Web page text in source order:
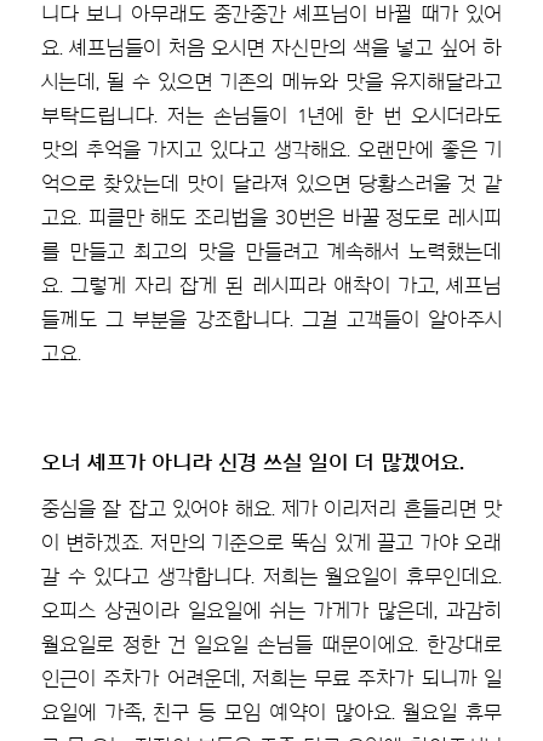
니다 보니 아무래도 중간중간 셰프님이 바뀔 때가 있어
요. 셰프님들이 처음 오시면 자신만의 색을 넣고 싶어 하
시는데, 될 수 있으면 기존의 메뉴와 맛을 유지해달라고
부탁드립니다. 저는 손님들이 1년에 한 번 오시더라도
맛의 추억을 가지고 있다고 생각해요. 오랜만에 좋은 기
억으로 찾았는데 맛이 달라져 있으면 당황스러울 것 같
고요. 피클만 해도 조리법을 30번은 바꿀 정도로 레시피
를 만들고 최고의 맛을 만들려고 계속해서 노력했는데
요. 그렇게 자리 잡게 된 레시피라 애착이 가고, 셰프님
들께도 그 부분을 강조합니다. 그걸 고객들이 알아주시
고요.
오너 셰프가 아니라 신경 쓰실 일이 더 많겠어요.
중심을 잘 잡고 있어야 해요. 제가 이리저리 흔들리면 맛
이 변하겠죠. 저만의 기준으로 뚝심 있게 끌고 가야 오래
갈 수 있다고 생각합니다. 저희는 월요일이 휴무인데요.
오피스 상권이라 일요일에 쉬는 가게가 많은데, 과감히
월요일로 정한 건 일요일 손님들 때문이에요. 한강대로
인근이 주차가 어려운데, 저희는 무료 주차가 되니까 일
요일에 가족, 친구 등 모임 예약이 많아요. 월요일 휴무